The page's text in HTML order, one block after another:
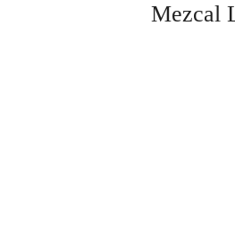
Mezcal